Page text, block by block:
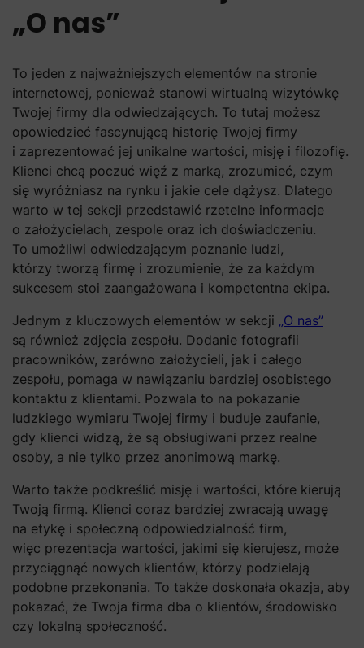
„O nas”
To jeden z najważniejszych elementów na stronie
internetowej, ponieważ stanowi wirtualną wizytówkę
Twojej firmy dla odwiedzających. To tutaj możesz
opowiedzieć fascynującą historię Twojej firmy
i zaprezentować jej unikalne wartości, misję i filozofię.
Klienci chcą poczuć więź z marką, zrozumieć, czym
się wyróżniasz na rynku i jakie cele dążysz. Dlatego
warto w tej sekcji przedstawić rzetelne informacje
o założycielach, zespole oraz ich doświadczeniu.
To umożliwi odwiedzającym poznanie ludzi,
którzy tworzą firmę i zrozumienie, że za każdym
sukcesem stoi zaangażowana i kompetentna ekipa.
Jednym z kluczowych elementów w sekcji „O nas”
są również zdjęcia zespołu. Dodanie fotografii
pracowników, zarówno założycieli, jak i całego
zespołu, pomaga w nawiązaniu bardziej osobistego
kontaktu z klientami. Pozwala to na pokazanie
ludzkiego wymiaru Twojej firmy i buduje zaufanie,
gdy klienci widzą, że są obsługiwani przez realne
osoby, a nie tylko przez anonimową markę.
Warto także podkreślić misję i wartości, które kierują
Twoją firmą. Klienci coraz bardziej zwracają uwagę
na etykę i społeczną odpowiedzialność firm,
więc prezentacja wartości, jakimi się kierujesz, może
przyciągnąć nowych klientów, którzy podzielają
podobne przekonania. To także doskonała okazja, aby
pokazać, że Twoja firma dba o klientów, środowisko
czy lokalną społeczność.